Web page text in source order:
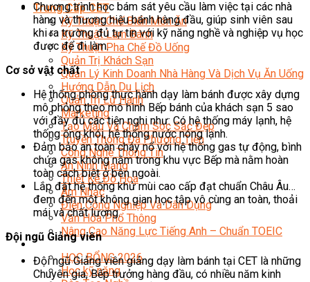
Trung Cấp CET
Kỹ Thuật Chế Biến Món Ăn
Kỹ Thuật Làm Bánh
Kỹ Thuật Pha Chế Đồ Uống
Quản Trị Khách Sạn
Quản Lý Kinh Doanh Nhà Hàng Và Dịch Vụ Ăn Uống
Hướng Dẫn Du Lịch
Quản Trị Lữ Hành
Marketing
Tạo Mẫu Và Chăm Sóc Sắc Đẹp
Truyền Thông Đa Phương Tiện
Công Nghệ Thông Tin
An Ninh Mạng
Thiết Kế Đồ Họa
Âm Nhạc
Điện Công Nghiệp Và Dân Dụng
Văn Hóa Phổ Thông
Nâng Cao Năng Lực Tiếng Anh – Chuẩn TOEIC
Tin Tức
HỌC BỔNG 2026
Học kỹ năng
Chương trình học bám sát yêu cầu làm việc tại các nhà
hàng và thương hiệu bánh hàng đầu, giúp sinh viên sau
khi ra trường đủ tự tin với kỹ năng nghề và nghiệp vụ học
được để đi làm.
Cơ sở vật chất
Hệ thống phòng thực hành dạy làm bánh được xây dựng
mô phỏng theo mô hình Bếp bánh của khách sạn 5 sao
với đầy đủ các tiện nghi như: Có hệ thống máy lạnh, hệ
thống ống khói, hệ thống nước nóng lạnh.
Đảm bảo an toàn cháy nổ với hệ thống gas tự động, bình
chứa gas không nằm trong khu vực Bếp mà nằm hoàn
toàn cách biệt ở bên ngoài.
Lắp đặt hệ thống khử mùi cao cấp đạt chuẩn Châu Âu…
đem đến một không gian học tập vô cùng an toàn, thoải
mái và chất lượng.
Đội ngũ Giảng viên
Đội ngũ Giảng viên giảng dạy làm bánh tại CET là những
Chuyên gia, Bếp trưởng hàng đầu, có nhiều năm kinh